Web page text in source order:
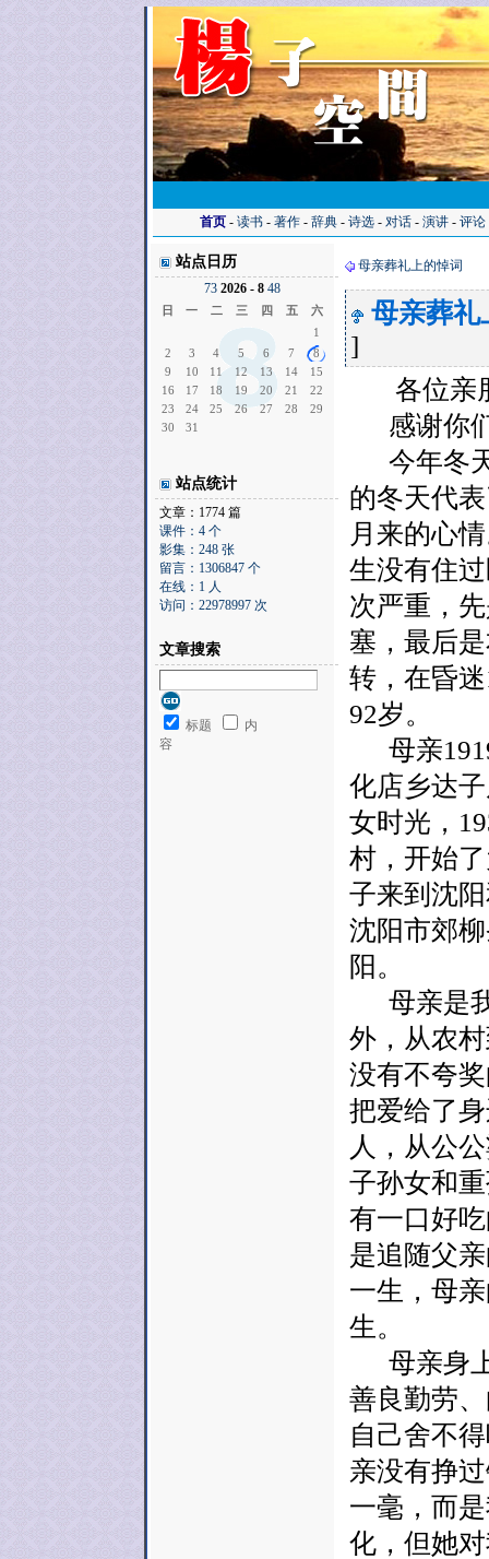
首页 - 读书 - 著作 - 辞典 - 诗选 - 对话 - 演讲 - 评论
站点日历
73 2026 - 8 48
日 一 二 三 四 五
六
1
2
3 4 5 6 7
8
9
10 11 12 13 14
15
16
17 18 19 20 21
22
23
24 25 26 27 28
29
30
31
站点统计
文章：1774 篇
课件：4 个
影集：248 张
留言：1306847 个
在线：1 人
访问：22978997 次
文章搜索
标题
内
容
母亲葬礼上的悼词
母亲葬礼
]
各位亲
感谢你们
今年冬天
的冬天代
月来的心
生没有住
次严重，
塞，最后
转，在昏
92岁。
母亲
化店乡达
女时光，
村，开始
子来到沈
沈阳市郊
阳。
母亲是我
外，从农
没有不夸
把爱给了
人，从公
子孙女和
有一口好
是追随父
一生，母
生。
母亲身上
善良勤劳
自己舍不
亲没有挣
一毫，而
化，但她